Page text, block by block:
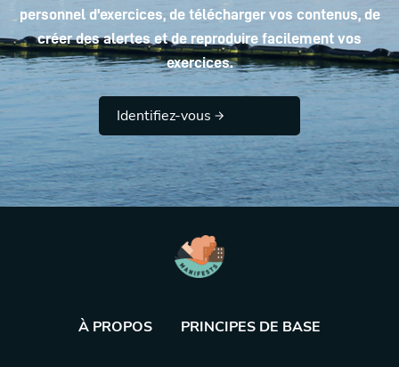
personnel d'exercices, de télécharger vos contenus, de
créer des alertes et de reproduire facilement vos
exercices.
Identifiez-vous
À PROPOS PRINCIPES DE BASE